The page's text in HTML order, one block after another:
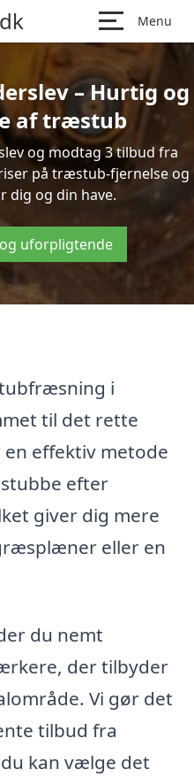
Menu
– Hurtig og
af træstub
og modtag 3 tilbud fra
på træstub-fjernelse og
dig og din have.
uforpligtende
i
til det rette
effektiv metode
efter
giver dig mere
eller en
du nemt
der tilbyder
Vi gør det
tilbud fra
kan vælge det